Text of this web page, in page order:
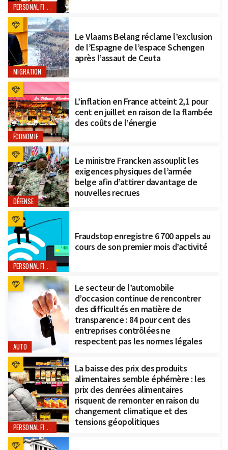
PERSONAL FINANCE
MIGRATION
Le Vlaams Belang réclame l’exclusion
de l’Espagne de l’espace Schengen
après l’assaut de Ceuta
ÉCONOMIE
L’inflation en France atteint 2,1 pour
cent en juillet en raison de la flambée
des coûts de l’énergie
DÉFENSE
Le ministre Francken assouplit les
exigences physiques de l’armée
belge afin d’attirer davantage de
nouvelles recrues
PERSONAL FINANCE
Fraudstop enregistre 6 700 appels au
cours de son premier mois d’activité
AUTO
Le secteur de l’automobile
d’occasion continue de rencontrer
des difficultés en matière de
transparence : 84 pour cent des
entreprises contrôlées ne
respectent pas les normes légales
PERSONAL FINANCE
La baisse des prix des produits
alimentaires semble éphémère : les
prix des denrées alimentaires
risquent de remonter en raison du
changement climatique et des
tensions géopolitiques